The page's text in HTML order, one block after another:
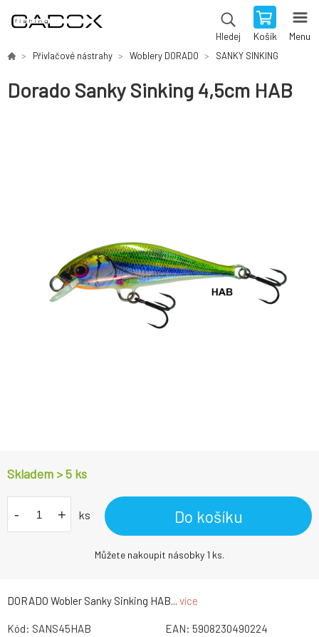
Hledej Košík Menu
Přívlačové nástrahy Woblery DORADO SANKY SINKING
Dorado Sanky Sinking 4,5cm HAB
DORADO Wobler Sanky Sinking HAB... více
Skladem > 5 ks
- + ks Do košíku
Můžete nakoupit násobky 1 ks.
Kód: SANS45HAB EAN: 5908230490224